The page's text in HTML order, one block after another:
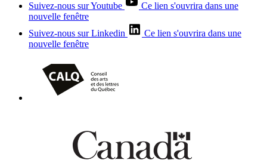
Suivez-nous sur Youtube
Ce lien s'ouvrira dans une
nouvelle fenêtre
Suivez-nous sur Linkedin
Ce lien s'ouvrira dans une
nouvelle fenêtre